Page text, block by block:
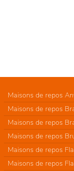
Maisons de repos
Maisons de repos
Maisons de repos
Maisons de repos
Maisons de repos
Maisons de repos